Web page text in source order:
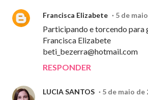
Francisca Elizabete 5 de
Participando e torcendo para
Francisca Elizabete
beti_bezerra@hotmail.com
RESPONDER
LUCIA SANTOS 5 de maio de